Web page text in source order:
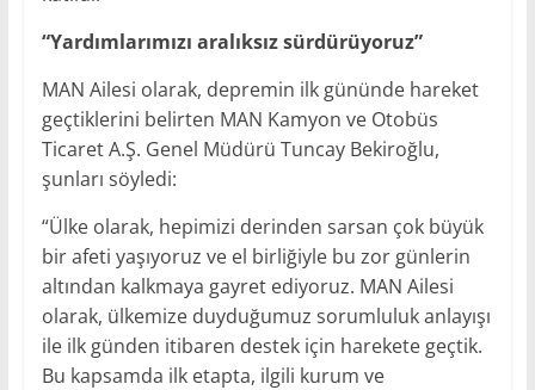
“Yardımlarımızı aralıksız sürdürüyoruz”
MAN Ailesi olarak, depremin ilk gününde hareket
geçtiklerini belirten MAN Kamyon ve Otobüs
Ticaret A.Ş. Genel Müdürü Tuncay Bekiroğlu,
şunları söyledi:
“Ülke olarak, hepimizi derinden sarsan çok büyük
bir afeti yaşıyoruz ve el birliğiyle bu zor günlerin
altından kalkmaya gayret ediyoruz. MAN Ailesi
olarak, ülkemize duyduğumuz sorumluluk anlayışı
ile ilk günden itibaren destek için harekete geçtik.
Bu kapsamda ilk etapta, ilgili kurum ve